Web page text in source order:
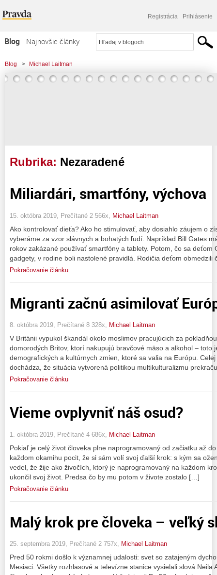
Registrácia Prihlásenie
Blog
Najnovšie články
Najčítanejšie články
Najkomentovanejšie články
Blog > Michael Laitman
Rubrika: Nezaradené
Miliardári, smartfóny, výchova
15. októbra 2019, Prečítané 2 566x, Michael Laitman
Ako kontrolovať dieťa? Ako ho stimulovať, aby dosiahlo záujem o
vyberáme za vzor slávnych a bohatých ľudí. Napríklad Bill Gates
rokov zakázané používať smartfóny a tablety. Potom, čo sa deťom
gadgety, v rodine boli nastolené pravidlá. Rodičia deťom
Pokračovanie článku
Migranti začnú asimilovať
8. októbra 2019, Prečítané 8 328x, Michael Laitman
V Británii vypukol škandál okolo moslimov pracujúcich za
domorodých Britov, ktorí nakupujú bravčové mäso a alkohol – toto
demografických a kultúrnych zmien, ktoré sa valia na Európu.
dochádza, že situácia vytvorená politikou multikulturalizmu
Pokračovanie článku
Vieme ovplyvniť náš osud?
1. októbra 2019, Prečítané 4 686x, Michael Laitman
Pokiaľ je celý život človeka plne naprogramovaný od začiatku až
každom okamihu pocit, že si sám volí svoj ďalší krok: s kým sa
vedel, že žije ako živočích, ktorý je naprogramovaný na každom
ukončil svoj život. Predsa čo by mu potom v živote zostalo […]
Pokračovanie článku
Malý krok pre človeka – veľký
25. septembra 2019, Prečítané 2 757x, Michael Laitman
Pred 50 rokmi došlo k významnej udalosti: svet so zatajeným
Mesiaci. Všetky rozhlasové a televízne stanice vysielali slová Neila